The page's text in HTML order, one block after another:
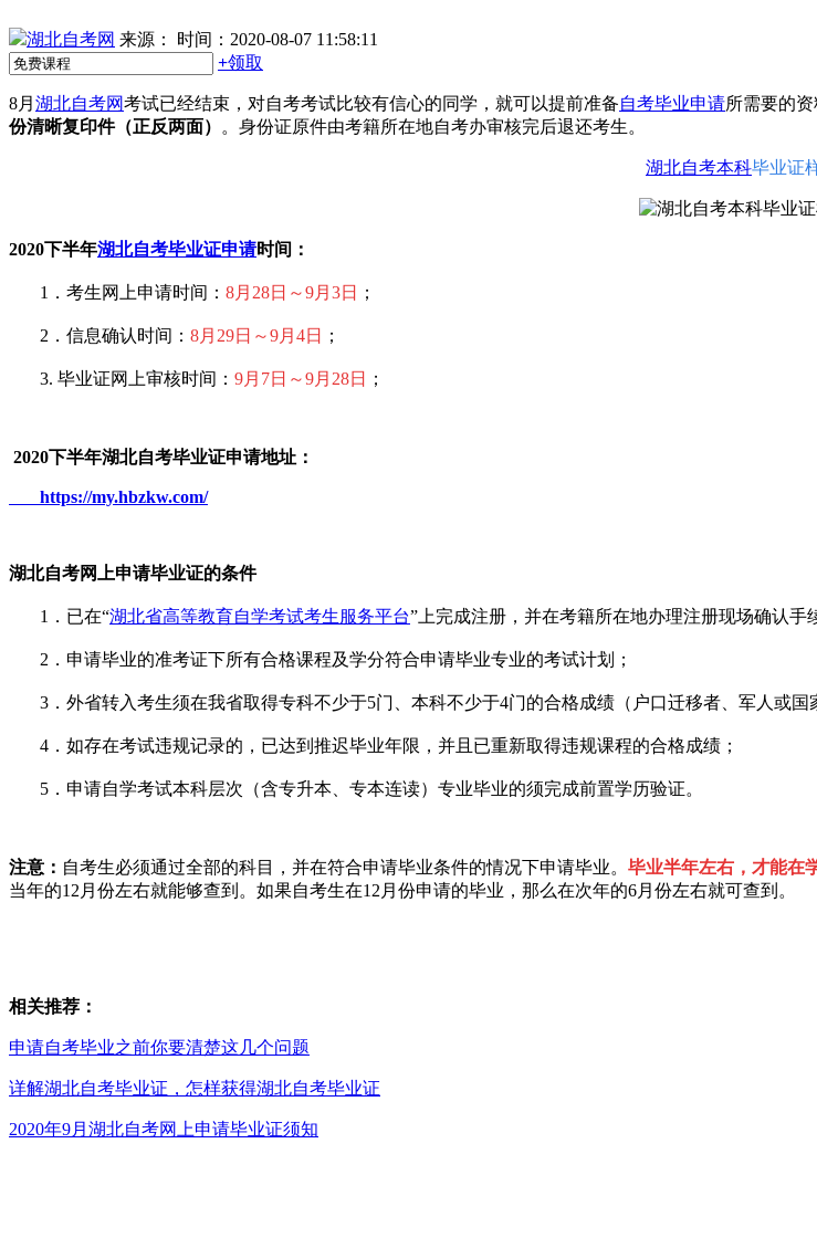
湖北自考网 来源：
时间：2020-08-07 11:58:11
+领取
8月 湖北自考网考试已经结束，对自考考试比较有信心的同学，就可以提前准备自考毕业申请所需要的
份清晰复印件（正反两面）
。身份证原件由考籍所在地自考办审核完后退还考生。
湖北自考本科毕业证
2020下半年湖北自考毕业证申请时间：
1．考生网上申请时间： 8月28日～9月3日 ；
2．信息确认时间： 8月29日～9月4日 ；
3. 毕业证网上审核时间： 9月7日～9月28日 ；
2020下半年湖北自考毕业证申请地址：
https://my.hbzkw.com/
湖北自考网上申请毕业证的条件
1．已在“湖北省高等教育自学考试考生服务平台”上完成注册，并在考籍所在地办理注册现场确认手
2．申请毕业的准考证下所有合格课程及学分符合申请毕业专业的考试计划；
3．外省转入考生须在我省取得专科不少于5门、本科不少于4门的合格成绩（户口迁移者、军人或国
4．如存在考试违规记录的，已达到推迟毕业年限，并且已重新取得违规课程的合格成绩；
5．申请自学考试本科层次（含专升本、专本连读）专业毕业的须完成前置学历验证。
注意： 自考生必须通过全部的科目，并在符合申请毕业条件的情况下申请毕业。 毕业半年左右，才能在
当年的12月份左右就能够查到。如果自考生在12月份申请的毕业，那么在次年的6月份左右就可查到。
相关推荐：
申请自考毕业之前你要清楚这几个问题
详解湖北自考毕业证，怎样获得湖北自考毕业证
2020年9月湖北自考网上申请毕业证须知